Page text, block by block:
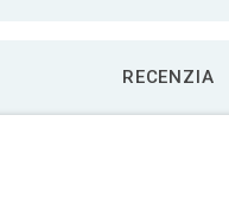
RECENZIA